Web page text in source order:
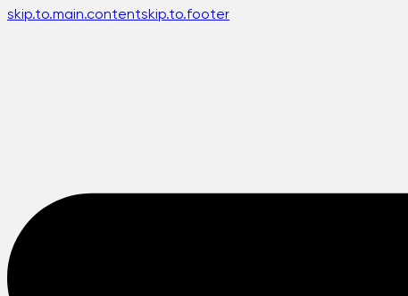
skip.to.main.contentskip.to.footer